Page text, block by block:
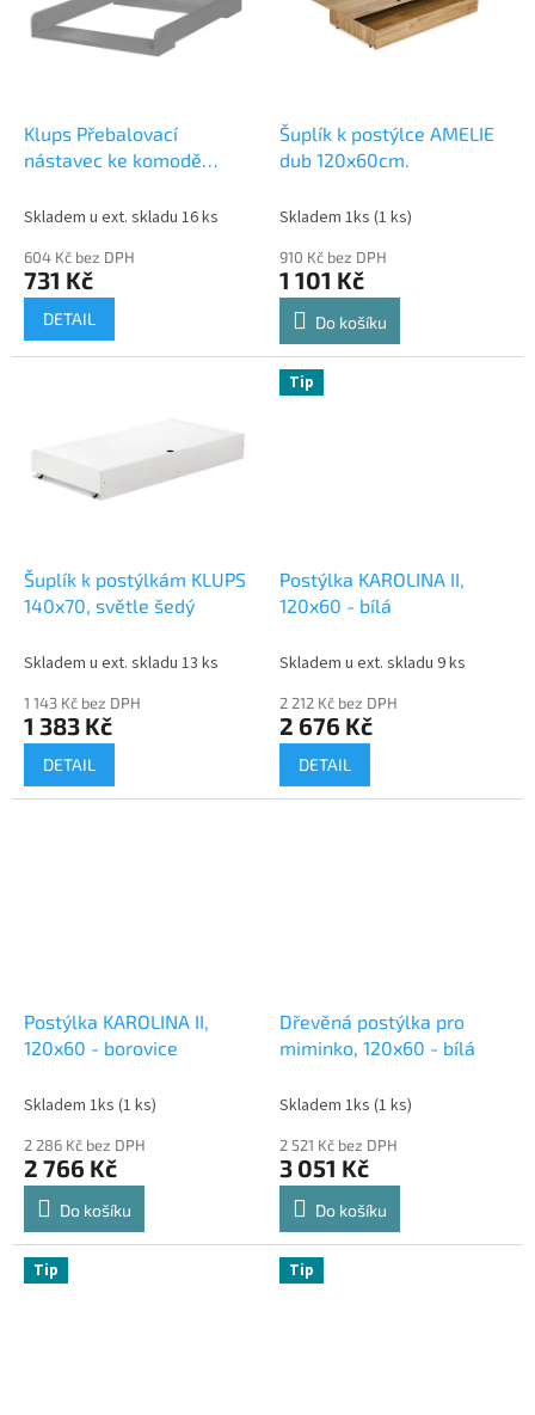
Klups Přebalovací
nástavec ke komodě
Skladem u ext. skladu 16 ks
604 Kč bez DPH
731 Kč
DETAIL
Šuplík k postýlce AMELIE
dub 120x60cm.
Skladem 1ks (1 ks)
910 Kč bez DPH
1 101 Kč
Do košíku
Šuplík k postýlkám KLUPS
140x70, světle šedý
Skladem u ext. skladu 13 ks
1 143 Kč bez DPH
1 383 Kč
DETAIL
Tip
Postýlka KAROLINA II,
120x60 - bílá
Skladem u ext. skladu 9 ks
2 212 Kč bez DPH
2 676 Kč
DETAIL
Postýlka KAROLINA II,
120x60 - borovice
Skladem 1ks (1 ks)
2 286 Kč bez DPH
2 766 Kč
Do košíku
Dřevěná postýlka pro
miminko, 120x60 - bílá
Skladem 1ks (1 ks)
2 521 Kč bez DPH
3 051 Kč
Do košíku
Tip Tip